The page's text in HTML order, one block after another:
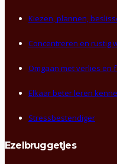
Kiezen, plannen,
Concentreren en rustig
Omgaan met verlies en
Elkaar beter leren
Stressbestendiger
Ezelbruggetjes